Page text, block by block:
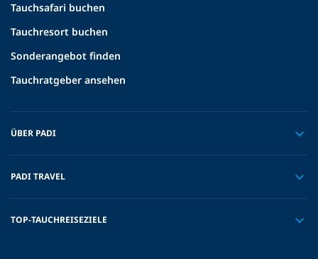
Tauchsafari buchen
Tauchresort buchen
Sonderangebot finden
Tauchratgeber ansehen
ÜBER PADI
PADI TRAVEL
TOP-TAUCHREISEZIELE